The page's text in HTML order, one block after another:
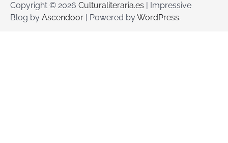
Copyright © 2026 Culturaliteraria.es | Impressive
Blog by Ascendoor | Powered byWordPress.